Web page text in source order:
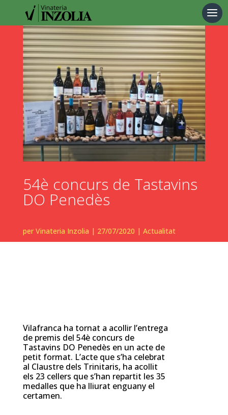
Products
search
54è concurs de Tastavins
DO Penedès
per Vinateria Inzolia | 27/07/2020 | Actualitat
Vilafranca ha tornat a acollir l’entrega
de premis del 54è concurs de
Tastavins DO Penedès en un acte de
petit format. L’acte que s’ha celebrat
al Claustre dels Trinitaris, ha acollit
els 23 cellers que s’han repartit les 35
medalles que ha lliurat enguany el
certamen.